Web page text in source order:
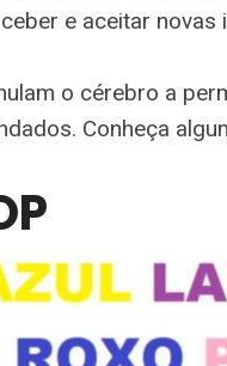
e aceitar novas
o cérebro a
Conheça